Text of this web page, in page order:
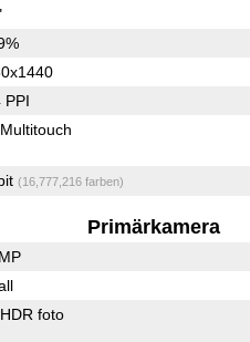
PPI
Multitouch
(16,777,216 farben)
Primärkamera
HDR foto